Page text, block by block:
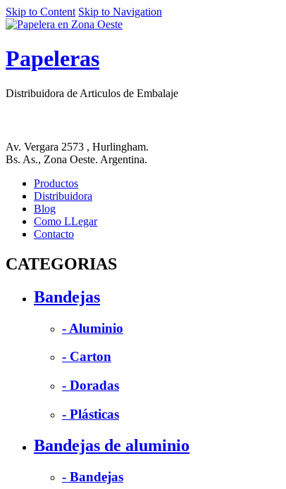
Skip to Content Skip to Navigation
Papeleras
Distribuidora de Articulos de Embalaje
Av. Vergara 2573 , Hurlingham.
Bs. As., Zona Oeste. Argentina.
Productos
Distribuidora
Blog
Como LLegar
Contacto
CATEGORIAS
Bandejas
- Aluminio
- Carton
- Doradas
- Plásticas
Bandejas de aluminio
- Bandejas